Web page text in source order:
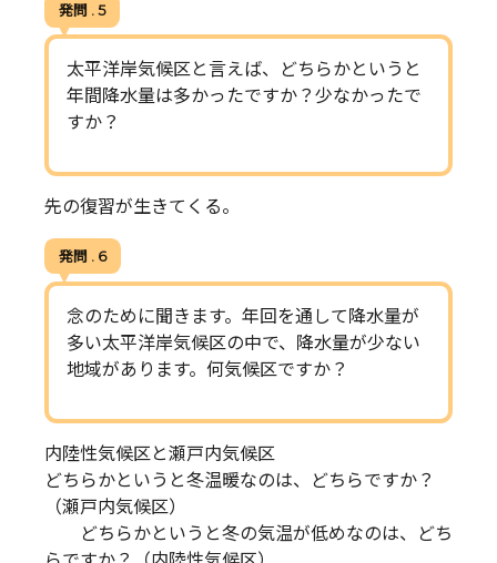
発問 . 5
太平洋岸気候区と言えば、どちらかというと
年間降水量は多かったですか？少なかったで
すか？
先の復習が生きてくる。
発問 . 6
念のために聞きます。年回を通して降水量が
多い太平洋岸気候区の中で、降水量が少ない
地域があります。何気候区ですか？
内陸性気候区と瀬戸内気候区
どちらかというと冬温暖なのは、どちらですか？
（瀬戸内気候区）
どちらかというと冬の気温が低めなのは、どち